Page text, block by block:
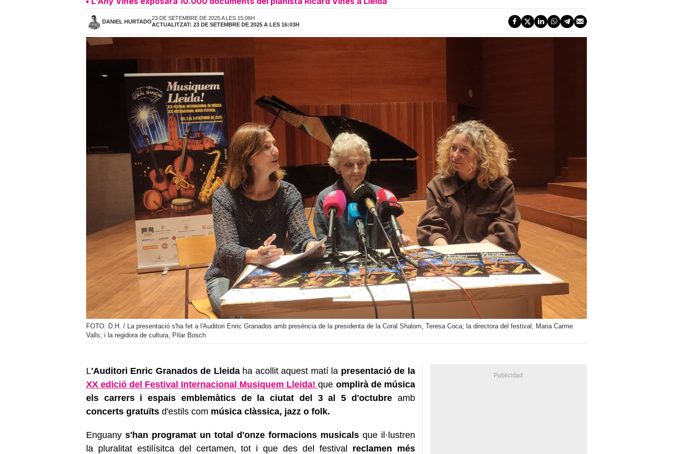
DANIEL HURTADO
23 DE SETEMBRE DE 2025 A LES 15:06H
ACTUALITZAT: 23 DE SETEMBRE DE 2025 A LES 16:03H
FOTO: D.H. / La presentació s'ha fet a l'Auditori Enric Granados amb presència de la presidenta de la Coral Shalom, Teresa Coca; la directora del festival, Maria Carme
Valls; i la regidora de cultura, Pilar Bosch
L'Auditori Enric Granados de Lleidaha acollit aquest matí la presentació de la
XX edició del Festival Internacional Musiquem Lleida!que omplirà de música
els carrers i espais emblemàtics de la ciutat del 3 al 5 d'octubreamb
concerts gratuïts d'estils com música clàssica, jazz o folk.
Enguany s'han programat un total d'onze formacions musicalsque il·lustren
la pluralitat estilísitca del certamen, tot i que des del festival reclamen més